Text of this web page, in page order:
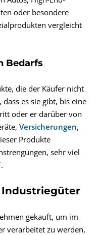
oder besondere
vergleicht
Bedarfs
die der Käufer nicht
es sie gibt, bis eine
oder er darüber von
Versicherungen,
Produkte
sehr viel
gekauft, um im
verarbeitet zu werden,